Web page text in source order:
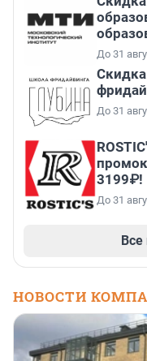
До 31
До 31
3199₽!
До 31
НОВОСТИ